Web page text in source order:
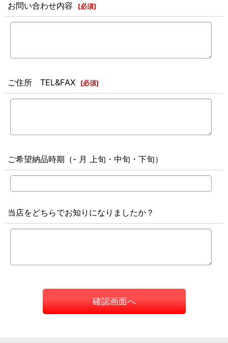
お問い合わせ内容 [必須]
ご住所 TEL&FAX [必須]
ご希望納品時期（- 月 上旬・中旬・下旬）
当店をどちらでお知りになりましたか？
確認画面へ